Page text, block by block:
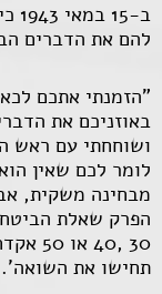
להם את הדברים
"הזמנתי אתכם
באוזניכם את
ושוחחתי עם ראש
לומר לכם שאין
מבחינה משקית,
הפרק שאלת
30
תחישו את השואה'.